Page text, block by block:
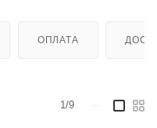
ОПЛАТА
1/9